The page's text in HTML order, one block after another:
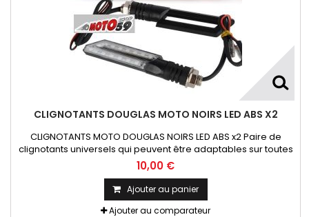
CLIGNOTANTS DOUGLAS MOTO NOIRS LED ABS X2
CLIGNOTANTS MOTO DOUGLAS NOIRS LED ABS x2 Paire de
clignotants universels qui peuvent être adaptables sur toutes
motos ou scooters
10,00 €
Ajouter au panier
Ajouter au comparateur